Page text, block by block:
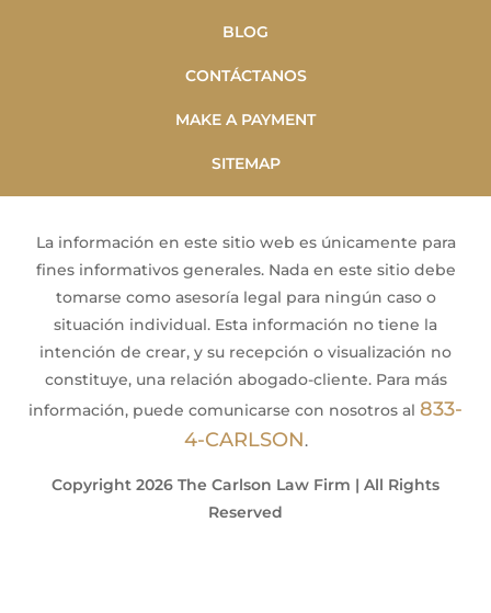
BLOG
CONTÁCTANOS
MAKE A PAYMENT
SITEMAP
La información en este sitio web es únicamente para
fines informativos generales. Nada en este sitio debe
tomarse como asesoría legal para ningún caso o
situación individual. Esta información no tiene la
intención de crear, y su recepción o visualización no
constituye, una relación abogado-cliente. Para más
información, puede comunicarse con nosotros al 833-
4-CARLSON.
Copyright 2026 The Carlson Law Firm | All Rights
Reserved